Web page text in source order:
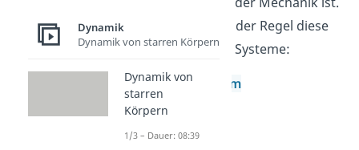
Hier findest du in der Regel diese
beiden wichtigen Systeme:
Inertialsystem
d’Alembert
Dynamik
Dynamik von starren Körpern
Dynamik von
starren
Körpern
1/3 – Dauer: 08:39